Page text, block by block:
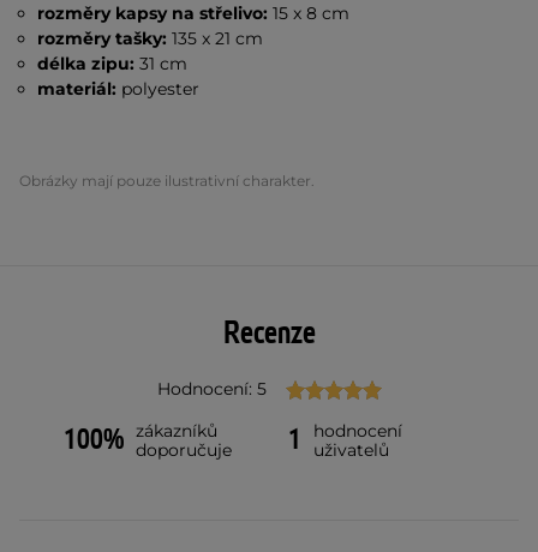
rozměry kapsy na střelivo:15 x 8 cm
rozměry tašky:135 x 21 cm
délka zipu: 31 cm
materiál: polyester
Obrázky mají pouze ilustrativní charakter.
Recenze
Hodnocení: 5
100% zákazníků
doporučuje
1
hodnocení
uživatelů